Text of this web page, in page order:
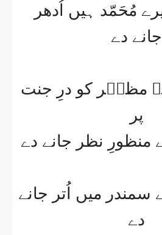
مُحَمّد ہیں اُدھر
جانے دے
مظفؔر کو درِ جنت
پر
منظورِ نظر جانے دے
سمندر میں اُتر جانے
دے